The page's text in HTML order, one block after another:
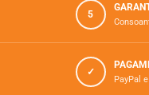
5
✓
PayPal